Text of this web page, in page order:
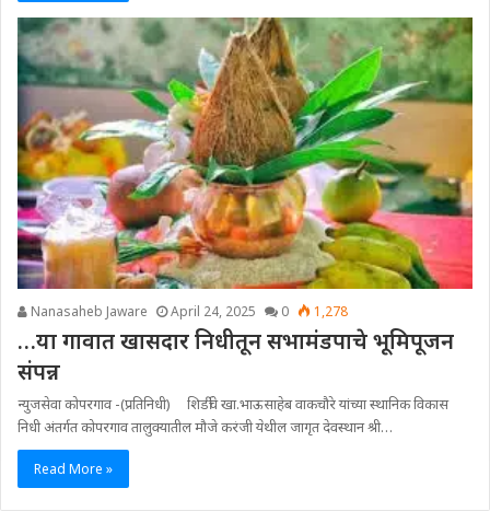
Nanasaheb Jaware April 24, 2025 0 1,278
…या गावात खासदार निधीतून सभामंडपाचे भूमिपूजन
संपन्न
न्युजसेवा कोपरगाव -(प्रतिनिधी) शिर्डीचे खा.भाऊसाहेब वाकचौरे यांच्या स्थानिक विकास
निधी अंतर्गत कोपरगाव तालुक्यातील मौजे करंजी येथील जागृत देवस्थान श्री…
Read More »